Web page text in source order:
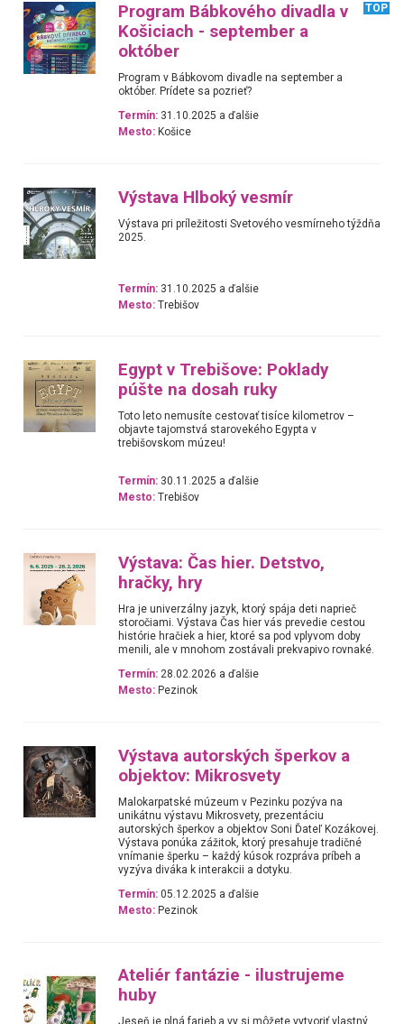
Program Bábkového divadla v
Košiciach - september a
október
TOP
Program v Bábkovom divadle na september a
október. Prídete sa pozrieť?
Termín: 31.10.2025 a ďalšie
Mesto: Košice
Výstava Hlboký vesmír
Výstava pri príležitosti Svetového vesmírneho týždňa
2025.
Termín: 31.10.2025 a ďalšie
Mesto: Trebišov
Egypt v Trebišove: Poklady
púšte na dosah ruky
Toto leto nemusíte cestovať tisíce kilometrov –
objavte tajomstvá starovekého Egypta v
trebišovskom múzeu!
Termín: 30.11.2025 a ďalšie
Mesto: Trebišov
Výstava: Čas hier. Detstvo,
hračky, hry
Hra je univerzálny jazyk, ktorý spája deti naprieč
storočiami. Výstava Čas hier vás prevedie cestou
histórie hračiek a hier, ktoré sa pod vplyvom doby
menili, ale v mnohom zostávali prekvapivo rovnaké.
Termín: 28.02.2026 a ďalšie
Mesto: Pezinok
Výstava autorských šperkov a
objektov: Mikrosvety
Malokarpatské múzeum v Pezinku pozýva na
unikátnu výstavu Mikrosvety, prezentáciu
autorských šperkov a objektov Soni Ďateľ Kozákovej.
Výstava ponúka zážitok, ktorý presahuje tradičné
vnímanie šperku – každý kúsok rozpráva príbeh a
vyzýva diváka k interakcii a dotyku.
Termín: 05.12.2025 a ďalšie
Mesto: Pezinok
Ateliér fantázie - ilustrujeme
huby